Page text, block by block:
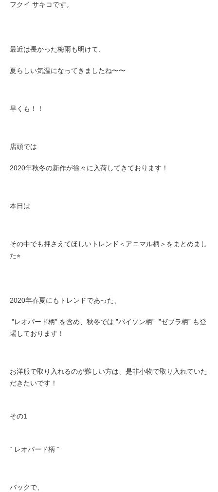
フクイ サキコです。
最近は長かった梅雨も明けて、
夏らしい気温になってきましたね〜〜
早くも！！
店頭では
2020年秋冬の新作が徐々に入荷してきております！
本日は
その中でも押さえてほしいトレンド＜アニマル柄＞をまとめまし
た⭐︎
2020年春夏にもトレンドであった、
"レオパード柄” を含め、秋冬では ”パイソン柄” ”ゼブラ柄” も登
場しております！
お洋服で取り入れるのが難しい方は、是非小物で取り入れていた
だきたいです！
その1
“ レオパード柄 ”
バックで、